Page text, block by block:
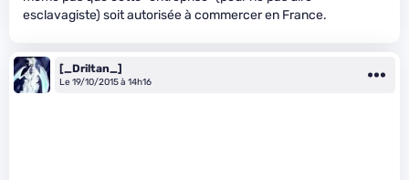
esclavagiste) soit autorisée à commercer en France.
[_Driltan_]
Le 19/10/2015 à 14h16